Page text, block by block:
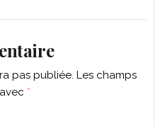
pas publiée. Les champs
*